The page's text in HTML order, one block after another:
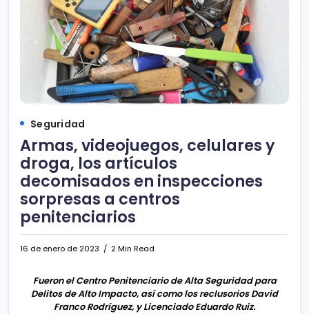
Seguridad
Armas, videojuegos, celulares y
droga, los artículos
decomisados en inspecciones
sorpresas a centros
penitenciarios
16 de enero de 2023 2 Min Read
Fueron el Centro Penitenciario de Alta Seguridad para
Delitos de Alto Impacto, así como los reclusorios David
Franco Rodríguez, y Licenciado Eduardo Ruiz.